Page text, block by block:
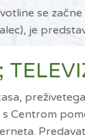
se
je
Centrom